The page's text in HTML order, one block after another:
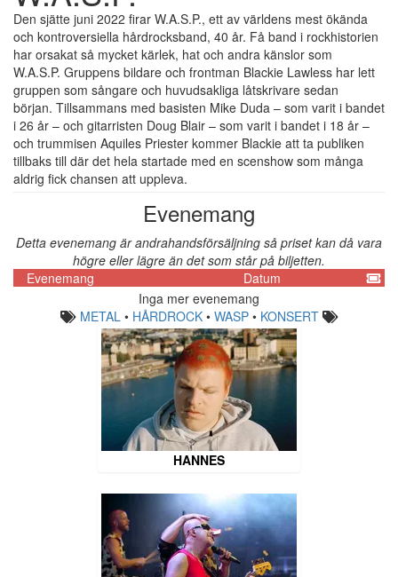
Den sjätte juni 2022 firar W.A.S.P., ett av världens mest ökända
och kontroversiella hårdrocksband, 40 år. Få band i rockhistorien
har orsakat så mycket kärlek, hat och andra känslor som
W.A.S.P. Gruppens bildare och frontman Blackie Lawless har lett
gruppen som sångare och huvudsakliga låtskrivare sedan
början. Tillsammans med basisten Mike Duda – som varit i bandet
i 26 år – och gitarristen Doug Blair – som varit i bandet i 18 år –
och trummisen Aquiles Priester kommer Blackie att ta publiken
tillbaks till där det hela startade med en scenshow som många
aldrig fick chansen att uppleva.
Evenemang
Detta evenemang är andrahandsförsäljning så priset kan då vara
högre eller lägre än det som står på biljetten.
Evenemang
Datum
Inga mer evenemang
METAL • HÅRDROCK• WASP• KONSERT
HANNES